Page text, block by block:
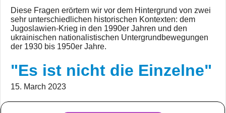
Diese Fragen erörtern wir vor dem Hintergrund von zwei
sehr unterschiedlichen historischen Kontexten: dem
Jugoslawien-Krieg in den 1990er Jahren und den
ukrainischen nationalistischen Untergrundbewegungen
der 1930 bis 1950er Jahre.
"Es ist nicht die Einzelne"
15. March 2023